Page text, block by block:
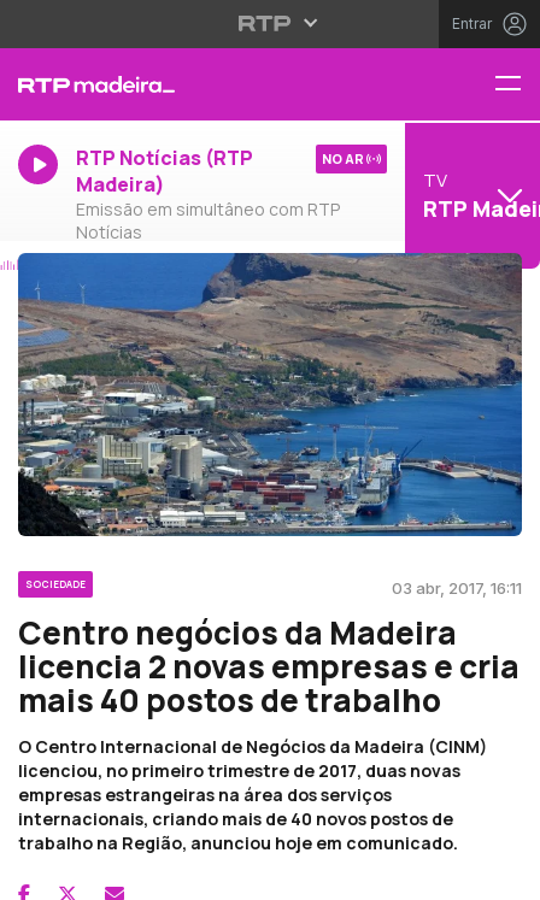
Entrar
RTP Notícias (RTP
Madeira)
Emissão em simultâneo com RTP
Notícias
NO AR
TV
RTP
SOCIEDADE 03 abr, 2017, 16:11
Centro negócios da Madeira
licencia 2 novas empresas e cria
mais 40 postos de trabalho
O Centro Internacional de Negócios da Madeira (CINM)
licenciou, no primeiro trimestre de 2017, duas novas
empresas estrangeiras na área dos serviços
internacionais, criando mais de 40 novos postos de
trabalho na Região, anunciou hoje em comunicado.